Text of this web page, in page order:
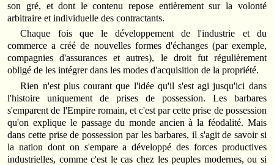
son gré, et dont le contenu repose entièrement sur la volonté
arbitraire et individuelle des contractants.
Chaque fois que le développement de l'industrie et du
commerce a créé de nouvelles formes d'échanges (par exemple,
compagnies d'assurances et autres), le droit fut régulièrement
obligé de les intégrer dans les modes d'acquisition de la propriété.
Rien n'est plus courant que l'idée qu'il s'est agi jusqu'ici dans
l'histoire uniquement de prises de possession. Les barbares
s'emparent de l'Empire romain, et c'est par cette prise de possession
qu'on explique le passage du monde ancien à la féodalité. Mais
dans cette prise de possession par les barbares, il s'agit de savoir si
la nation dont on s'empare a développé des forces productives
industrielles, comme c'est le cas chez les peuples modernes, ou si